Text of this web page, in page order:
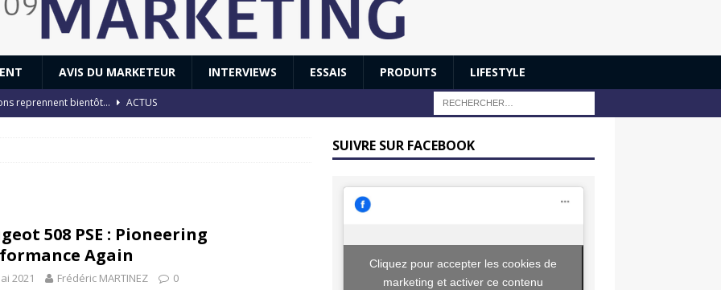
AVIS DU MARKETEUR INTERVIEWS ESSAIS PRODUITS LIFESTYLE
reprennent bientôt…
ACTUS
: voyage, voyage…
: Honda dévoile un spot publicitaire… confiné!
508 PSE : Pioneering
Again
2021 Frédéric MARTINEZ 0
SUIVRE SUR FACEBOOK
Cliquez pour accepter les cookies de
marketing et activer ce contenu